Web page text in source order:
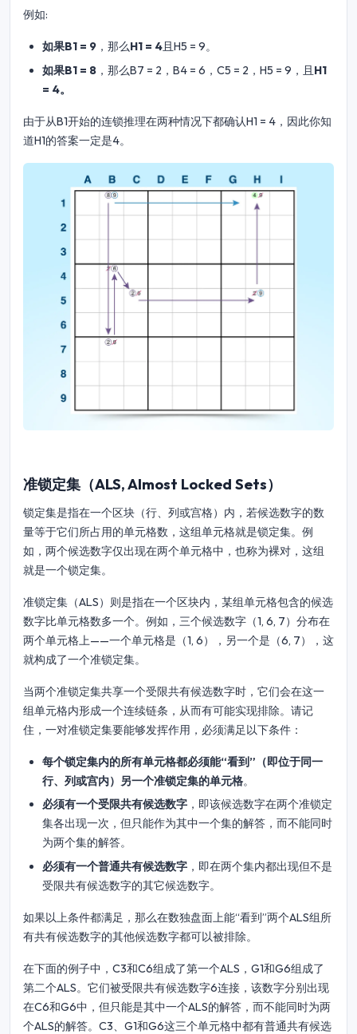
例如:
如果B1 = 9 ，那么H1 = 4且H5 = 9。
如果B1 = 8 ，那么B7 = 2，B4 = 6，C5 = 2，H5 = 9，且 H1
= 4。
由于从B1开始的连锁推理在两种情况下都确认H1 = 4，因此你知
道H1的答案一定是4。
准锁定集（ALS, Almost Locked Sets）
锁定集是指在一个区块（行、列或宫格）内，若候选数字的数
量等于它们所占用的单元格数，这组单元格就是锁定集。例
如，两个候选数字仅出现在两个单元格中，也称为裸对，这组
就是一个锁定集。
准锁定集（ALS）则是指在一个区块内，某组单元格包含的候选
数字比单元格数多一个。例如，三个候选数字（1, 6, 7）分布在
两个单元格上——一个单元格是（1, 6），另一个是（6, 7），这
就构成了一个准锁定集。
当两个准锁定集共享一个受限共有候选数字时，它们会在这一
组单元格内形成一个连续链条，从而有可能实现排除。请记
住，一对准锁定集要能够发挥作用，必须满足以下条件：
每个锁定集内的所有单元格都必须能“看到”（即位于同一
行、列或宫内）另一个准锁定集的单元格。
必须有一个受限共有候选数字 ，即该候选数字在两个准锁定
集各出现一次，但只能作为其中一个集的解答，而不能同时
为两个集的解答。
必须有一个普通共有候选数字 ，即在两个集内都出现但不是
受限共有候选数字的其它候选数字。
如果以上条件都满足，那么在数独盘面上能“看到”两个ALS组所
有共有候选数字的其他候选数字都可以被排除。
在下面的例子中，C3和C6组成了第一个ALS，G1和G6组成了
第二个ALS。它们被受限共有候选数字6连接，该数字分别出现
在C6和G6中，但只能是其中一个ALS的解答，而不能同时为两
个ALS的解答。C3、G1和G6这三个单元格中都有普通共有候选